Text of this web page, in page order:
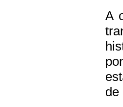
A
de